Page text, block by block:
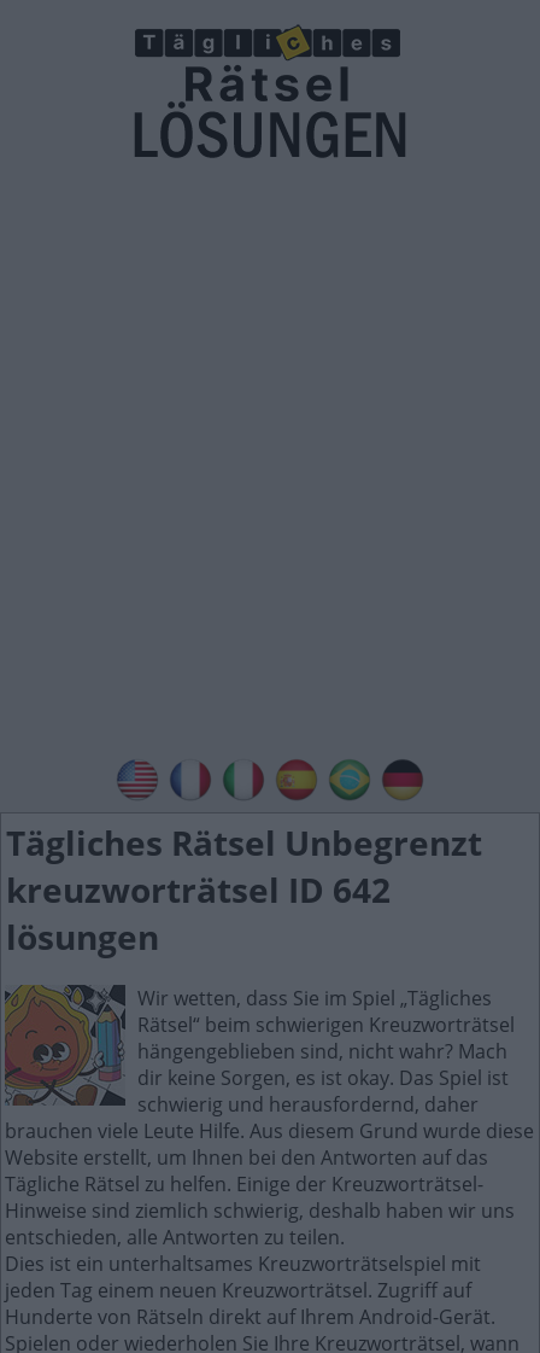
Tägliches Rätsel Unbegrenzt
kreuzworträtsel ID 642
lösungen
Wir wetten, dass Sie im Spiel „Tägliches
Rätsel“ beim schwierigen Kreuzworträtsel
hängengeblieben sind, nicht wahr? Mach
dir keine Sorgen, es ist okay. Das Spiel ist
schwierig und herausfordernd, daher
brauchen viele Leute Hilfe. Aus diesem Grund wurde diese
Website erstellt, um Ihnen bei den Antworten auf das
Tägliche Rätsel zu helfen. Einige der Kreuzworträtsel-
Hinweise sind ziemlich schwierig, deshalb haben wir uns
entschieden, alle Antworten zu teilen.
Dies ist ein unterhaltsames Kreuzworträtselspiel mit
jeden Tag einem neuen Kreuzworträtsel. Zugriff auf
Hunderte von Rätseln direkt auf Ihrem Android-Gerät.
Spielen oder wiederholen Sie Ihre Kreuzworträtsel, wann